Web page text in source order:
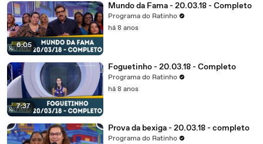
6:05
Mundo da Fama - 20.03.18 - Completo
Programa do Ratinho
há 8 anos
7:37
Foguetinho - 20.03.18 - Completo
Programa do Ratinho
há 8 anos
Prova da bexiga - 20.03.18 - completo
Programa do Ratinho